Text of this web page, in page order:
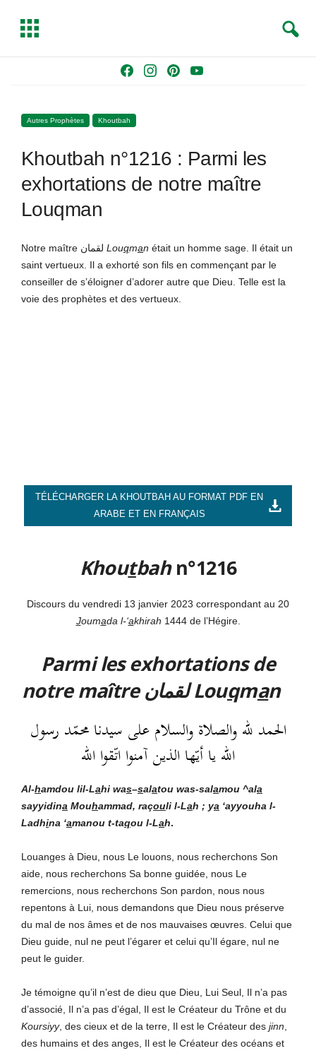
e
o
k
g
a
s
Y
b
T
g
e
a
Autres Prophètes Khoutbah
Khoutbah n°1216 : Parmi les
exhortations de notre maître
Louqman
Louqman était un homme sage. Il était un
saint vertueux. Il a exhorté son fils en commençant par le
conseiller de s’éloigner d’adorer autre que Dieu. Telle est la
voie des prophètes et des vertueux.
TÉLÉCHARGER LA KHOUTBAH AU FORMAT PDF EN
ARABE ET EN FRANÇAIS
Khoutbahn°1216
Discours du vendredi 13 janvier 2023 correspondant au 20
Joumada l-‘akhirah 1444 de l’Hégire.
Parmi les exhortations de
notre maître لقمان Louqman
الحمد لله والصلاة والسلام على سيدنا محمّد رسول
الله يا أيّها الذين آمنوا اتّقوا الله
Al-hamdou lil-Lahi was–salatou was-salamou ^ala
sayyidina Mouhammad, raçouli l-Lah ; ya ‘ayyouha l-
Ladhina ‘amanou t-taqou l-Lah.
Louanges à Dieu, nous Le louons, nous recherchons Son
aide, nous recherchons Sa bonne guidée, nous Le
remercions, nous recherchons Son pardon, nous nous
repentons à Lui, nous demandons que Dieu nous préserve
du mal de nos âmes et de nos mauvaises œuvres. Celui que
Dieu guide, nul ne peut l’égarer et celui qu’Il égare, nul ne
peut le guider.
Je témoigne qu’il n’est de dieu que Dieu, Lui Seul, Il n’a pas
d’associé, Il n’a pas d’égal, Il est le Créateur du Trône et du
Koursiyy, des cieux et de la terre, Il est le Créateur des jinn
des humains et des anges, Il est le Créateur des océans et